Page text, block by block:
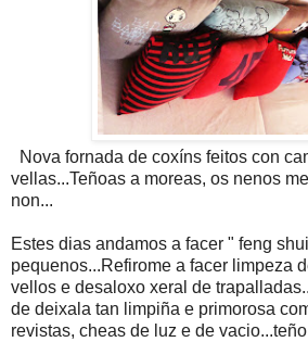
Nova fornada de coxíns feitos con
vellas...Teñoas a moreas, os nenos
non...
Estes dias andamos a facer " feng
pequenos...Refirome a facer limpeza
vellos e desaloxo xeral de
de deixala tan limpiña e primorosa
revistas, cheas de luz e de